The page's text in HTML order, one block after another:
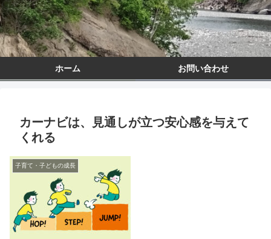
ホーム お問い合わせ
カーナビは、見通しが立つ安心感を与えて
くれる
子育て・子どもの成長